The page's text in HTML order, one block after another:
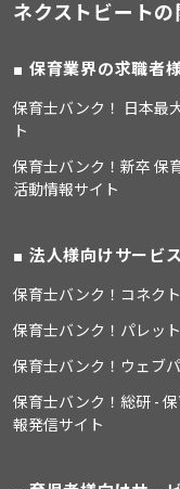
ネクストビート
保育業界の求職者
保育士バンク！ 日本最
ト
保育士バンク！新卒 保
活動情報サイト
法人様向けサービス
保育士バンク！コネク
保育士バンク！パレッ
保育士バンク！ウェブ
保育士バンク！総研 -
報発信サイト